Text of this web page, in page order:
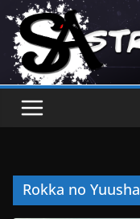
Rokka no Yuusha